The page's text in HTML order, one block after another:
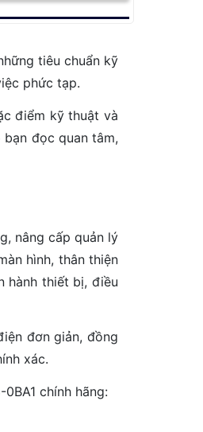
tiêu chuẩn kỹ
phức tạp.
điểm kỹ thuật và
bạn đọc quan tâm,
nâng cấp quản lý
hình, thân thiện
hành thiết bị, điều
đơn giản, đồng
xác.
chính hãng: